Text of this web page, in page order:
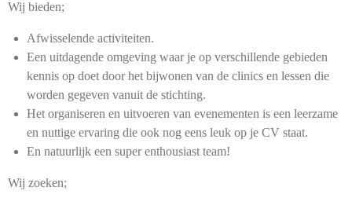
Wij bieden;
Afwisselende activiteiten.
Een uitdagende omgeving waar je op verschillende gebieden
kennis op doet door het bijwonen van de clinics en lessen die
worden gegeven vanuit de stichting.
Het organiseren en uitvoeren van evenementen is een leerzame
en nuttige ervaring die ook nog eens leuk op je CV staat.
En natuurlijk een super enthousiast team!
Wij zoeken;